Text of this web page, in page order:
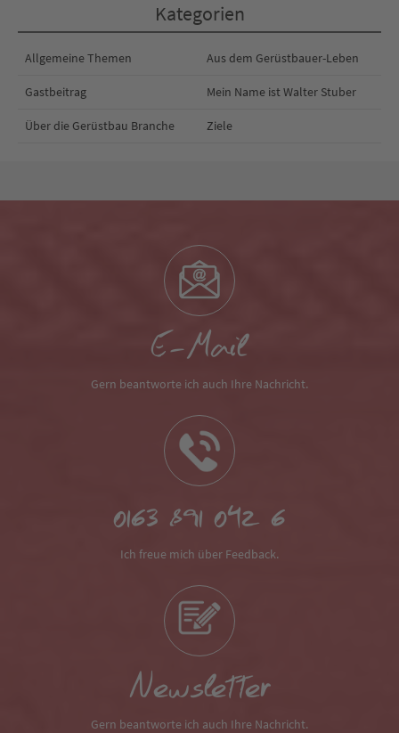
Kategorien
Allgemeine Themen Aus dem Gerüstbauer-Leben
Gastbeitrag Mein Name ist Walter Stuber
Über die Gerüstbau Branche Ziele
E-Mail
Gern beantworte ich auch Ihre Nachricht.
0163 891 042 6
Ich freue mich über Feedback.
Newsletter
Gern beantworte ich auch Ihre Nachricht.